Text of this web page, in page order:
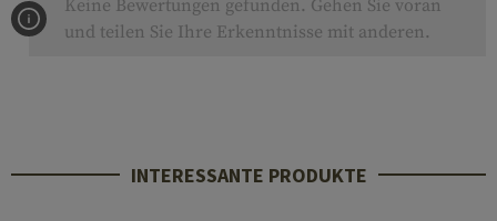
Keine Bewertungen gefunden. Gehen Sie voran
und teilen Sie Ihre Erkenntnisse mit anderen.
INTERESSANTE PRODUKTE